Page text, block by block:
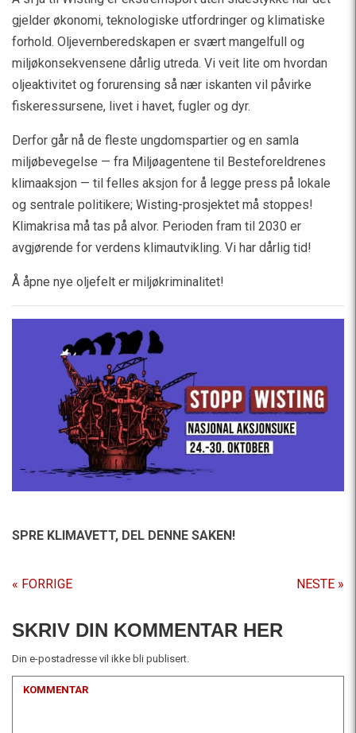
gjelder økonomi, teknologiske utfordringer og klimatiske
forhold. Oljevernberedskapen er svært mangelfull og
miljøkonsekvensene dårlig utreda. Vi veit lite om hvordan
oljeaktivitet og forurensing så nær iskanten vil påvirke
fiskeressursene, livet i havet, fugler og dyr.
Derfor går nå de fleste ungdomspartier og en samla
miljøbevegelse — fra Miljøagentene til Besteforeldrenes
klimaaksjon — til felles aksjon for å legge press på lokale
og sentrale politikere; Wisting-prosjektet må stoppes!
Klimakrisa må tas på alvor. Perioden fram til 2030 er
avgjørende for verdens klimautvikling. Vi har dårlig tid!
Å åpne nye oljefelt er miljøkriminalitet!
SPRE KLIMAVETT, DEL DENNE SAKEN!
« FORRIGE NESTE »
SKRIV DIN KOMMENTAR HER
Din e-postadresse vil ikke bli publisert.
KOMMENTAR